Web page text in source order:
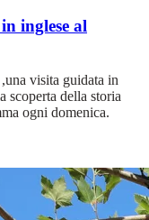
inglese al
visita guidata in
scoperta della storia
ogni domenica.